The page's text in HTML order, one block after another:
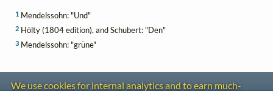
1Mendelssohn: "Und"
2Hölty (1804 edition), and Schubert: "Den"
3Mendelssohn: "grüne"
We use cookies for internal analytics and to earn much-